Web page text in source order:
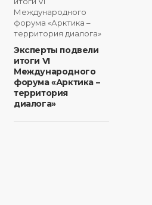
Эксперты подвели
итоги VI
Международного
форума «Арктика –
территория
диалога»